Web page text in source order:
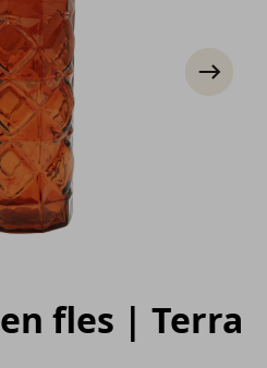
fles | Terra
was: € 22,50.
is: € 14,95.